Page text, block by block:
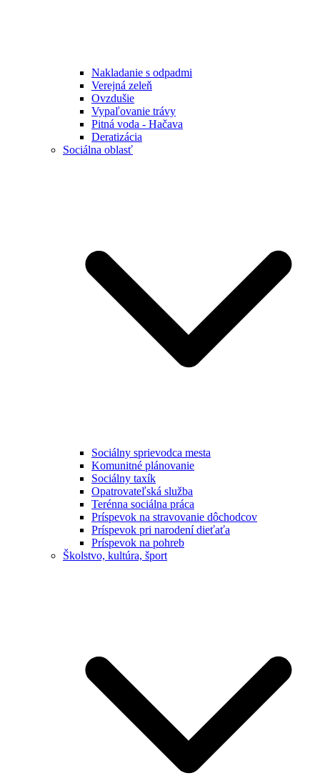
Nakladanie s odpadmi
Verejná zeleň
Ovzdušie
Vypaľovanie trávy
Pitná voda - Hačava
Deratizácia
Sociálna oblasť
Sociálny sprievodca mesta
Komunitné plánovanie
Sociálny taxík
Opatrovateľská služba
Terénna sociálna práca
Príspevok na stravovanie dôchodcov
Príspevok pri narodení dieťaťa
Príspevok na pohreb
Školstvo, kultúra, šport